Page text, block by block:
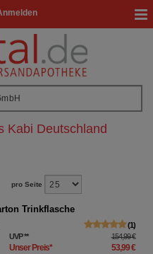
Kabi Deutschland
pro Seite
Trinkflasche
1
UVP** 154,99 €
Unser Preis* 53,99 €